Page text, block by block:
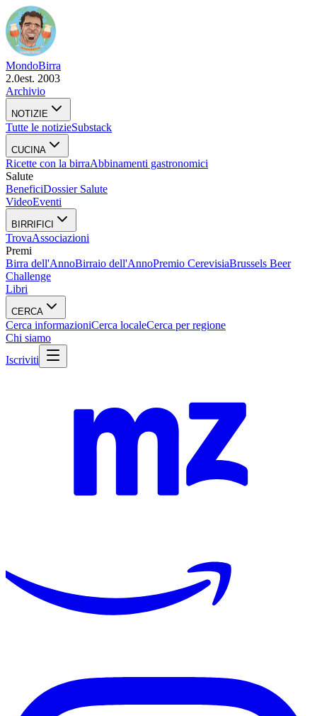
MondoBirra
2.0est. 2003
Archivio
NOTIZIE
Tutte le notizieSubstack
CUCINA
Ricette con la birraAbbinamenti gastronomici
Salute
BeneficiDossier Salute
VideoEventi
BIRRIFICI
TrovaAssociazioni
Premi
Birra dell'AnnoBirraio dell'AnnoPremio CerevisiaBrussels Beer
Challenge
Libri
CERCA
Cerca informazioniCerca localeCerca per regione
Chi siamo
Iscriviti